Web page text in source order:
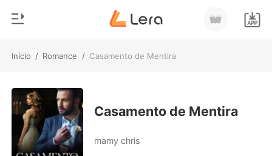
Início / Romance / Casamento de Mentira
Loja
Histórico
Gênero
Moderno
Lobisomem
Casamento de Mentira
mamy chris